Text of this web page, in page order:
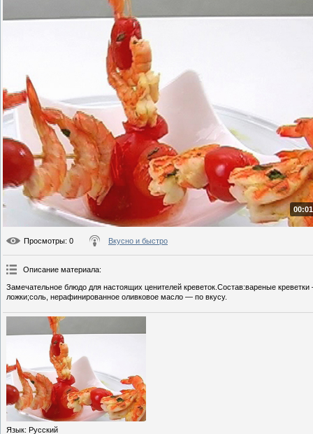
Просмотры: 0 Вкусно и быстро
Описание материала:
Замечательное блюдо для настоящих ценителей креветок.Состав:вареные
ложки;соль, нерафинированное оливковое масло — по вкусу.
Язык: Русский